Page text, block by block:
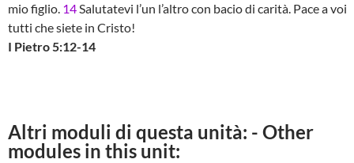
mio figlio. 14Salutatevi l’un l’altro con bacio di carità. Pace a voi
tutti che siete in Cristo!
I Pietro 5:12-14
Altri moduli di questa unità: - Other
modules in this unit: